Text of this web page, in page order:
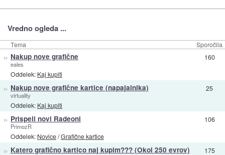
Vredno ogleda ...
Tema Sporočila
» Nakup nove grafične
eales
Oddelek: Kaj kupiti
160
» Nakup nove grafične kartice (napajalnika)
virtuality
Oddelek: Kaj kupiti
25
» Prispeli novi Radeoni
PrimozR
Oddelek: Novice/Grafične kartice
106
» Katero grafično kartico naj kupim??? (Okol 250 evrov) 175